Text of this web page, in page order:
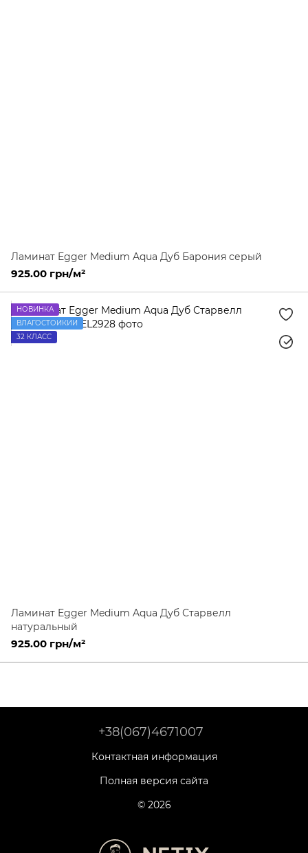
Ламинат Egger Medium Aqua Дуб Барония серый
925.00 грн/м²
НОВИНКА
ВЛАГОСТОЙКИЙ
32 КЛАСС
Ламинат Egger Medium Aqua Дуб Старвелл
натуральный
925.00 грн/м²
+38(067)4671007
Контактная информация
Полная версия сайта
© 2026